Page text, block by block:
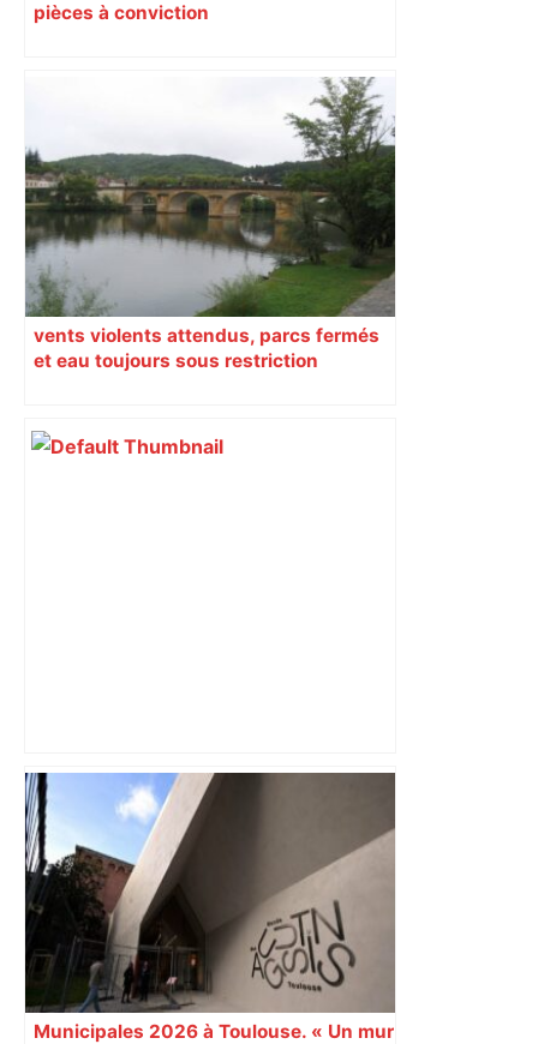
pièces à conviction
vents violents attendus, parcs fermés
et eau toujours sous restriction
Après la fusion avec la liste PS
Toulouse, le candidat LFI salue "une
dynamique qui nous oblige à la
responsabilité" – Franceinfo
Municipales 2026 à Toulouse. « Un mur